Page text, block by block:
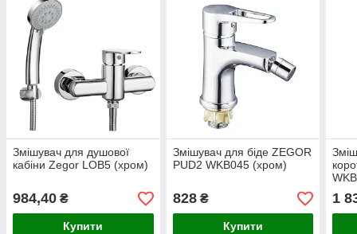
Змішувач для душової
кабіни Zegor LOB5 (хром)
984,40 ₴
Купити
Змішувач для біде ZEGOR
PUD2 WKB045 (хром)
828₴
Купити
1